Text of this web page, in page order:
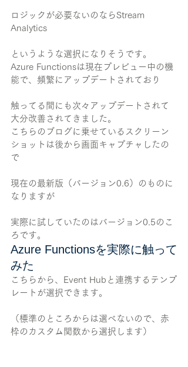
ロジックが必要ないのならStream
Analytics
というような選択になりそうです。
Azure Functionsは現在プレビュー中の機
能で、頻繁にアップデートされており
触ってる間にも次々アップデートされて
大分改善されてきました。
こちらのブログに乗せているスクリーン
ショットは後から画面キャプチャしたの
で
現在の最新版（バージョン0.6）のものに
なりますが
実際に試していたのはバージョン0.5のこ
ろです。
Azure Functionsを実際に触って
みた
こちらから、Event Hubと連携するテンプ
レートが選択できます。
（標準のところからは選べないので、赤
枠のカスタム関数から選択します）